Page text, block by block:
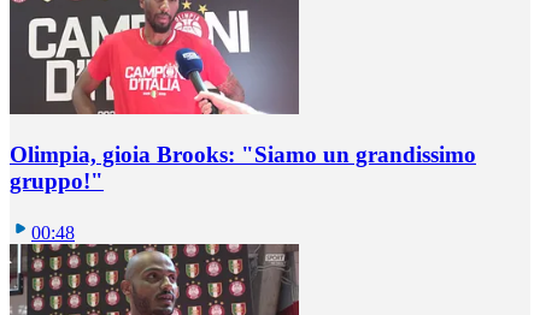
Olimpia, gioia Brooks: "Siamo un grandissimo
gruppo!"
00:48